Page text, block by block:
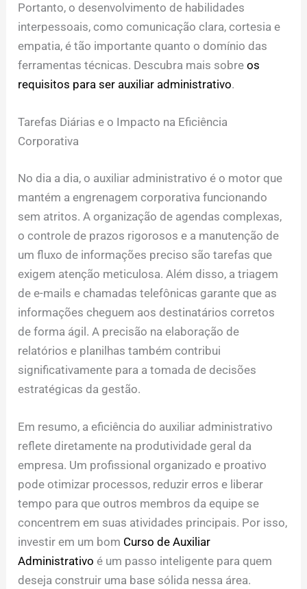
Portanto, o desenvolvimento de habilidades
interpessoais, como comunicação clara, cortesia e
empatia, é tão importante quanto o domínio das
ferramentas técnicas. Descubra mais sobreos
requisitos para ser auxiliar administrativo.
Tarefas Diárias e o Impacto na Eficiência
Corporativa
No dia a dia, o auxiliar administrativo é o motor que
mantém a engrenagem corporativa funcionando
sem atritos. A organização de agendas complexas,
o controle de prazos rigorosos e a manutenção de
um fluxo de informações preciso são tarefas que
exigem atenção meticulosa. Além disso, a triagem
de e-mails e chamadas telefônicas garante que as
informações cheguem aos destinatários corretos
de forma ágil. A precisão na elaboração de
relatórios e planilhas também contribui
significativamente para a tomada de decisões
estratégicas da gestão.
Em resumo, a eficiência do auxiliar administrativo
reflete diretamente na produtividade geral da
empresa. Um profissional organizado e proativo
pode otimizar processos, reduzir erros e liberar
tempo para que outros membros da equipe se
concentrem em suas atividades principais. Por isso,
investir em um bom Curso de Auxiliar
Administrativo é um passo inteligente para quem
deseja construir uma base sólida nessa área.